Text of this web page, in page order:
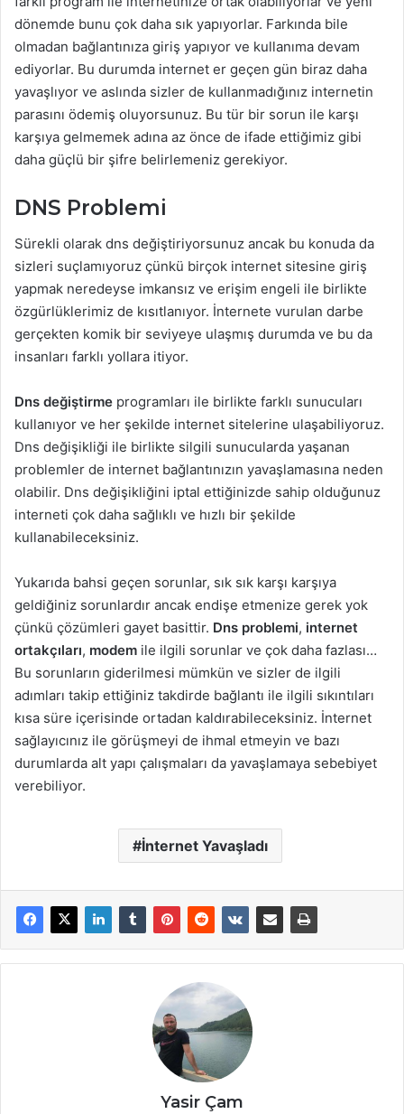
dönemde bunu çok daha sık yapıyorlar. Farkında bile
olmadan bağlantınıza giriş yapıyor ve kullanıma devam
ediyorlar. Bu durumda internet er geçen gün biraz daha
yavaşlıyor ve aslında sizler de kullanmadığınız internetin
parasını ödemiş oluyorsunuz. Bu tür bir sorun ile karşı
karşıya gelmemek adına az önce de ifade ettiğimiz gibi
daha güçlü bir şifre belirlemeniz gerekiyor.
DNS Problemi
Sürekli olarak dns değiştiriyorsunuz ancak bu konuda da
sizleri suçlamıyoruz çünkü birçok internet sitesine giriş
yapmak neredeyse imkansız ve erişim engeli ile birlikte
özgürlüklerimiz de kısıtlanıyor. İnternete vurulan darbe
gerçekten komik bir seviyeye ulaşmış durumda ve bu da
insanları farklı yollara itiyor.
Dns değiştirme programları ile birlikte farklı sunucuları
kullanıyor ve her şekilde internet sitelerine ulaşabiliyoruz.
Dns değişikliği ile birlikte silgili sunucularda yaşanan
problemler de internet bağlantınızın yavaşlamasına neden
olabilir. Dns değişikliğini iptal ettiğinizde sahip olduğunuz
interneti çok daha sağlıklı ve hızlı bir şekilde
kullanabileceksiniz.
Yukarıda bahsi geçen sorunlar, sık sık karşı karşıya
geldiğiniz sorunlardır ancak endişe etmenize gerek yok
çünkü çözümleri gayet basittir. Dns problemi, internet
ortakçıları, modem ile ilgili sorunlar ve çok daha fazlası…
Bu sorunların giderilmesi mümkün ve sizler de ilgili
adımları takip ettiğiniz takdirde bağlantı ile ilgili sıkıntıları
kısa süre içerisinde ortadan kaldırabileceksiniz. İnternet
sağlayıcınız ile görüşmeyi de ihmal etmeyin ve bazı
durumlarda alt yapı çalışmaları da yavaşlamaya sebebiyet
verebiliyor.
İnternet Yavaşladı
Yasir Çam